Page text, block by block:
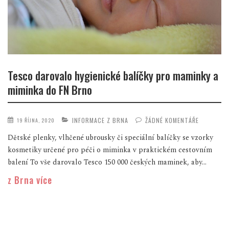
Tesco darovalo hygienické balíčky pro maminky a
miminka do FN Brno
19 ŘÍJNA, 2020 INFORMACE Z BRNA ŽÁDNÉ KOMENTÁŘE
Dětské plenky, vlhčené ubrousky či speciální balíčky se vzorky
kosmetiky určené pro péči o miminka v praktickém cestovním
balení To vše darovalo Tesco 150 000 českých maminek, aby...
z Brna více